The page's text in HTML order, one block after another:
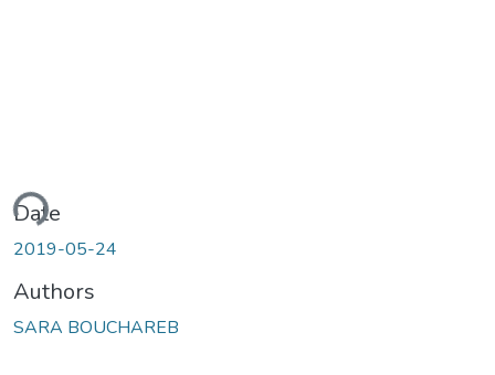
Date
2019-05-24
Authors
SARA BOUCHAREB